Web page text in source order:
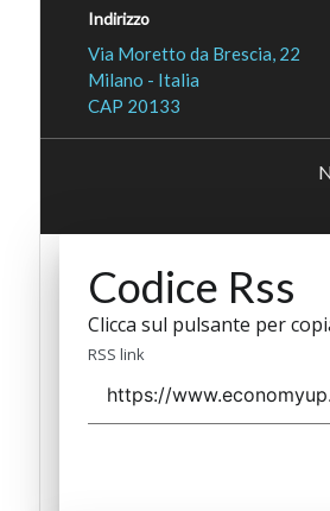
Indirizzo
Via Moretto da Brescia, 22
Milano - Italia
CAP 20133
Codice Rss
Clicca sul pulsante per
RSS link